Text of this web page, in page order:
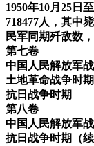
1950年10月25日
718477人，其中
民军同期歼敌数
第七卷
中国人民解放军
土地革命战争时期
抗日战争时期
第八卷
中国人民解放军
抗日战争时期（续